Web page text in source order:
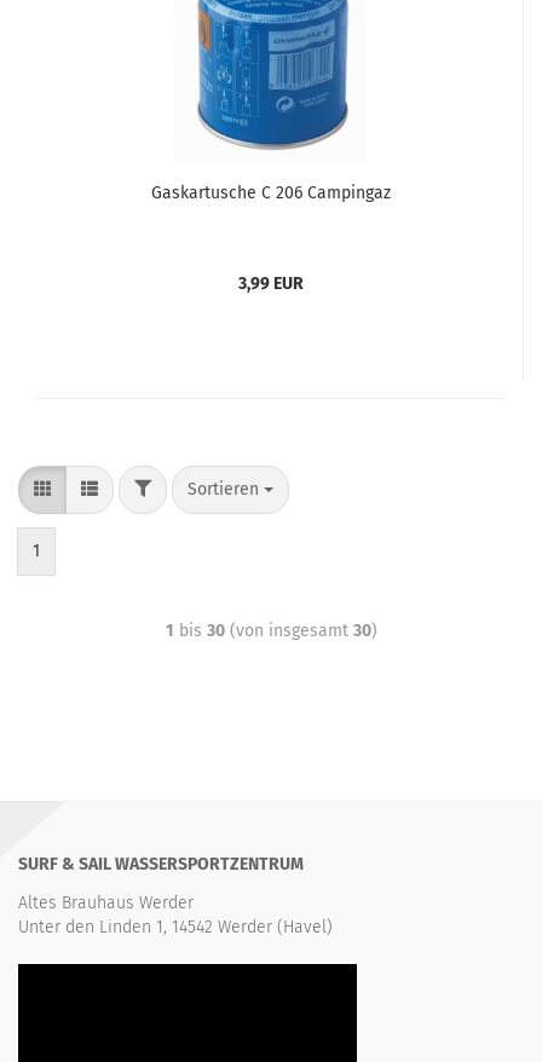
Gaskartusche C 206 Campingaz
3,99 EUR
Sortieren
1
1 bis 30(von insgesamt 30)
SURF & SAIL WASSERSPORTZENTRUM
Altes Brauhaus Werder
Unter den Linden 1, 14542 Werder (Havel)